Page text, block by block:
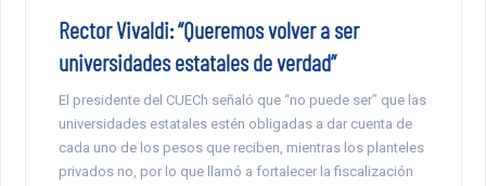
Rector Vivaldi: “Queremos volver a ser
universidades estatales de verdad”
El presidente del CUECh señaló que “no puede ser” que las
universidades estatales estén obligadas a dar cuenta de
cada uno de los pesos que reciben, mientras los planteles
privados no, por lo que llamó a fortalecer la fiscalización